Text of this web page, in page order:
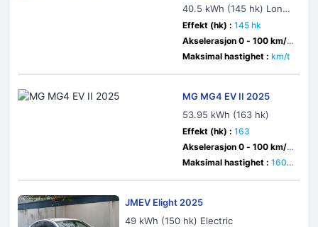
40.5 kWh (145 hk) Long
Range
Effekt (hk) : 145 hk
Akselerasjon 0 - 100 km/t
: 8.9 sek
Maksimal hastighet : km/t
MG MG4 EV II 2025
53.95 kWh (163 hk)
Effekt (hk) : 163
Akselerasjon 0 - 100 km/t
: sek
Maksimal hastighet : 160 k
JMEV Elight 2025
49 kWh (150 hk) Electric